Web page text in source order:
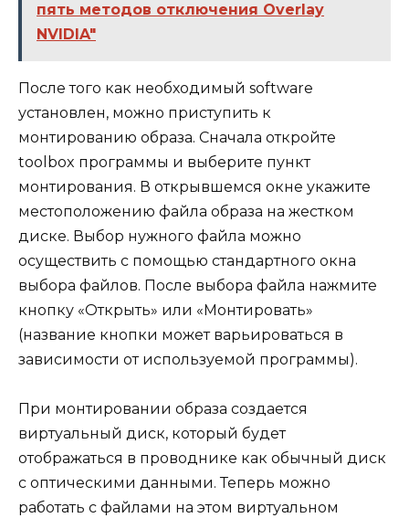
пять методов отключения Overlay
NVIDIA"
После того как необходимый software
установлен, можно приступить к
монтированию образа. Сначала откройте
toolbox программы и выберите пункт
монтирования. В открывшемся окне укажите
местоположению файла образа на жестком
диске. Выбор нужного файла можно
осуществить с помощью стандартного окна
выбора файлов. После выбора файла нажмите
кнопку «Открыть» или «Монтировать»
(название кнопки может варьироваться в
зависимости от используемой программы).
При монтировании образа создается
виртуальный диск, который будет
отображаться в проводнике как обычный диск
с оптическими данными. Теперь можно
работать с файлами на этом виртуальном